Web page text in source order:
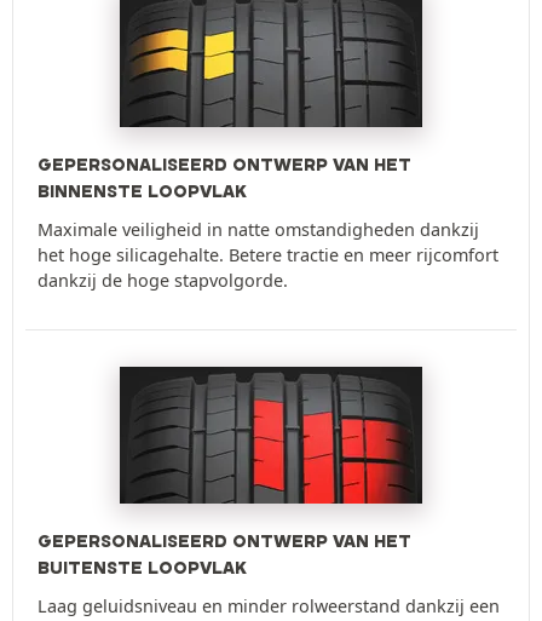
GEPERSONALISEERD ONTWERP VAN HET
BINNENSTE LOOPVLAK
Maximale veiligheid in natte omstandigheden dankzij
het hoge silicagehalte. Betere tractie en meer rijcomfort
dankzij de hoge stapvolgorde.
GEPERSONALISEERD ONTWERP VAN HET
BUITENSTE LOOPVLAK
Laag geluidsniveau en minder rolweerstand dankzij een